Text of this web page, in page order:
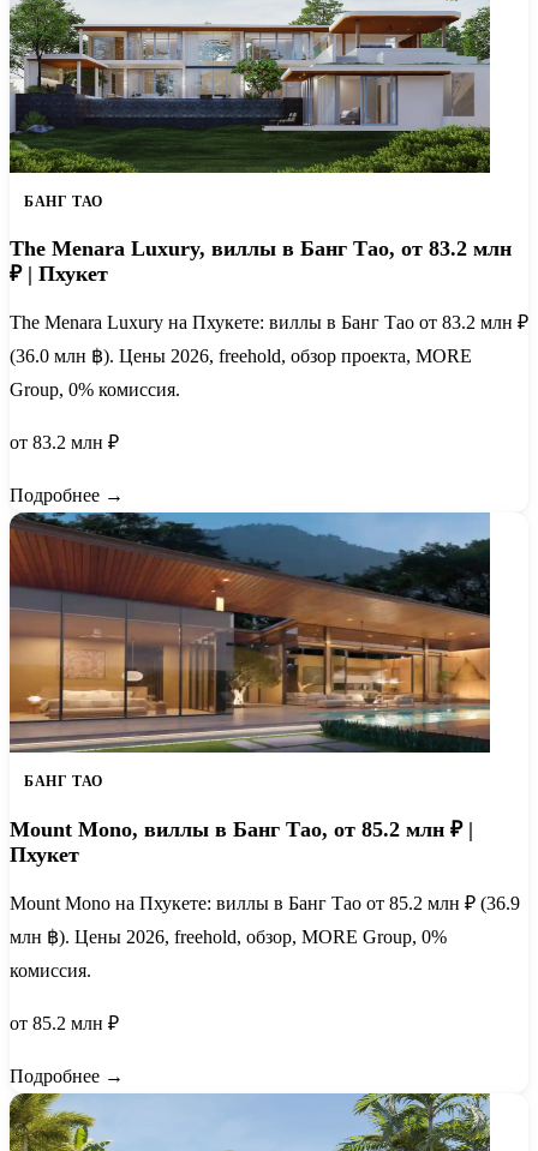
БАНГ ТАО
The Menara Luxury, виллы в Банг Тао, от 83.2 млн
₽ | Пхукет
The Menara Luxury на Пхукете: виллы в Банг Тао от 83.2 млн ₽
(36.0 млн ฿). Цены 2026, freehold, обзор проекта, MORE
Group, 0% комиссия.
от 83.2 млн ₽
Подробнее →
БАНГ ТАО
Mount Mono, виллы в Банг Тао, от 85.2 млн ₽ |
Пхукет
Mount Mono на Пхукете: виллы в Банг Тао от 85.2 млн ₽ (36.9
млн ฿). Цены 2026, freehold, обзор, MORE Group, 0%
комиссия.
от 85.2 млн ₽
Подробнее →